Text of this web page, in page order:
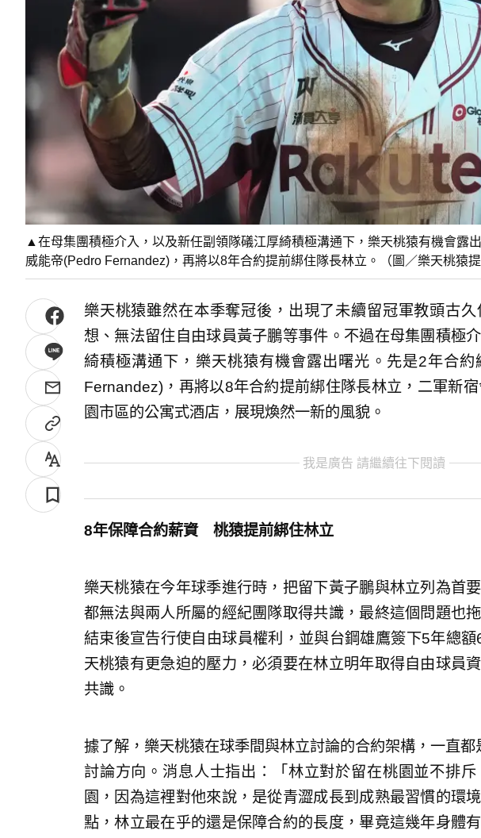
▲在母集團積極介入，以及新任副領隊礒江厚綺積極溝通下，樂天桃猿有機會露
威能帝(Pedro Fernandez)，再將以8年合約提前綁住隊長林立。（圖／樂天桃猿提
樂天桃猿雖然在本季奪冠後，出現了未續留冠軍教頭古
想、無法留住自由球員黃子鵬等事件。不過在母集團積極
綺積極溝通下，樂天桃猿有機會露出曙光。先是2年合約
Fernandez)，再將以8年合約提前綁住隊長林立，二軍新
園市區的公寓式酒店，展現煥然一新的風貌。
我是廣告 請繼續往下閱讀
8年保障合約薪資 桃猿提前綁住林立
樂天桃猿在今年球季進行時，把留下黃子鵬與林立列為首
都無法與兩人所屬的經紀團隊取得共識，最終這個問題也
結束後宣告行使自由球員權利，並與台鋼雄鷹簽下5年總
天桃猿有更急迫的壓力，必須要在林立明年取得自由球員
共識。
據了解，樂天桃猿在球季間與林立討論的合約架構，一直
討論方向。消息人士指出：「林立對於留在桃園並不排
園，因為這裡對他來說，是從青澀成長到成熟最習慣的環
點，林立最在乎的還是保障合約的長度，畢竟這幾年身體